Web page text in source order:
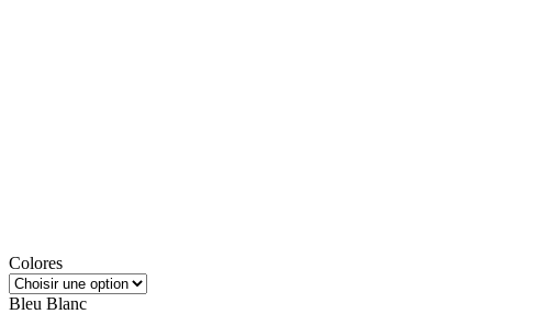
Colores
Bleu Blanc